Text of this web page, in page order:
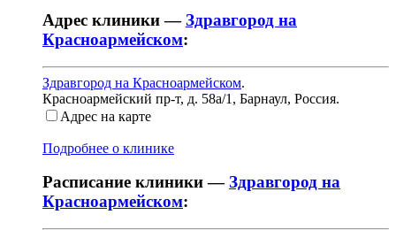
Адрес клиники —Здравгород на
Красноармейском:
Здравгород на Красноармейском.
Красноармейский пр-т, д. 58а/1 , Барнаул, Россия.
Адрес на карте
Подробнее о клинике
Расписание клиники —Здравгород на
Красноармейском: